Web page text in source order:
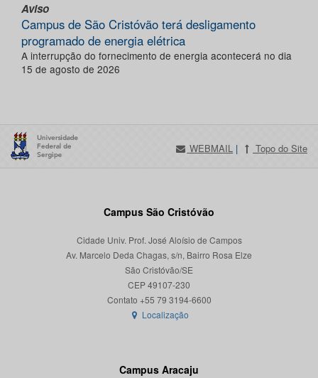
Aviso
Campus de São Cristóvão terá desligamento
programado de energia elétrica
A interrupção do fornecimento de energia acontecerá no dia
15 de agosto de 2026
WEBMAIL | Topo do Site
Campus São Cristóvão
Cidade Univ. Prof. José Aloísio de Campos
Av. Marcelo Deda Chagas, s/n, Bairro Rosa Elze
São Cristóvão/SE
CEP 49107-230
Localização
Campus Aracaju